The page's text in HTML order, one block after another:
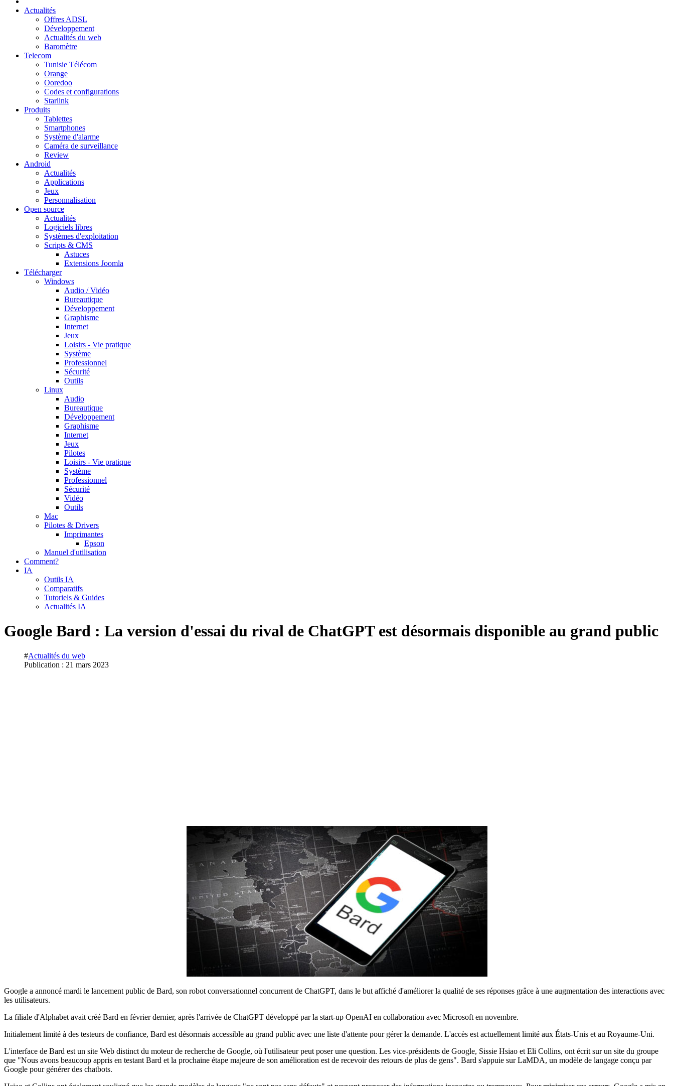
Actualités
Offres ADSL
Développement
Actualités du web
Baromètre
Telecom
Tunisie Télécom
Orange
Ooredoo
Codes et configurations
Starlink
Produits
Tablettes
Smartphones
Système d'alarme
Caméra de surveillance
Review
Android
Actualités
Applications
Jeux
Personnalisation
Open source
Actualités
Logiciels libres
Systèmes d'exploitation
Scripts & CMS
Astuces
Extensions Joomla
Télécharger
Windows
Audio / Vidéo
Bureautique
Développement
Graphisme
Internet
Jeux
Loisirs - Vie pratique
Système
Professionnel
Sécurité
Outils
Linux
Audio
Bureautique
Développement
Graphisme
Internet
Jeux
Pilotes
Loisirs - Vie pratique
Système
Professionnel
Sécurité
Vidéo
Outils
Mac
Pilotes & Drivers
Imprimantes
Epson
Manuel d'utilisation
Comment?
IA
Outils IA
Comparatifs
Tutoriels & Guides
Actualités IA
Google Bard : La version d'essai du rival de ChatGPT est désormais disponible au grand public
#Actualités du web
Publication : 21 mars 2023
Google a annoncé mardi le lancement public de Bard, son robot conversationnel concurrent de ChatGPT, dans le but affiché d'améliorer la qualité de ses réponses grâce à une augmentation des interactions avec
les utilisateurs.
La filiale d'Alphabet avait créé Bard en février dernier, après l'arrivée de ChatGPT développé par la start-up OpenAI en collaboration avec Microsoft en novembre.
Initialement limité à des testeurs de confiance, Bard est désormais accessible au grand public avec une liste d'attente pour gérer la demande. L'accès est actuellement limité aux États-Unis et au Royaume-Uni.
L'interface de Bard est un site Web distinct du moteur de recherche de Google, où l'utilisateur peut poser une question. Les vice-présidents de Google, Sissie Hsiao et Eli Collins, ont écrit sur un site du groupe
que "Nous avons beaucoup appris en testant Bard et la prochaine étape majeure de son amélioration est de recevoir des retours de plus de gens". Bard s'appuie sur LaMDA, un modèle de langage conçu par
Google pour générer des chatbots.